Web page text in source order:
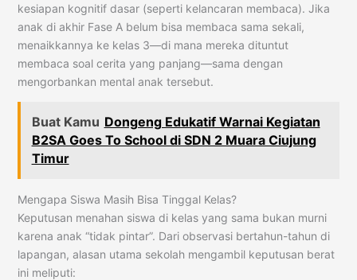
kesiapan kognitif dasar (seperti kelancaran membaca). Jika
anak di akhir Fase A belum bisa membaca sama sekali,
menaikkannya ke kelas 3—di mana mereka dituntut
membaca soal cerita yang panjang—sama dengan
mengorbankan mental anak tersebut.
Buat Kamu Dongeng Edukatif Warnai Kegiatan
B2SA Goes To School di SDN 2 Muara Ciujung
Timur
Mengapa Siswa Masih Bisa Tinggal Kelas?
Keputusan menahan siswa di kelas yang sama bukan murni
karena anak “tidak pintar”. Dari observasi bertahun-tahun di
lapangan, alasan utama sekolah mengambil keputusan berat
ini meliputi: